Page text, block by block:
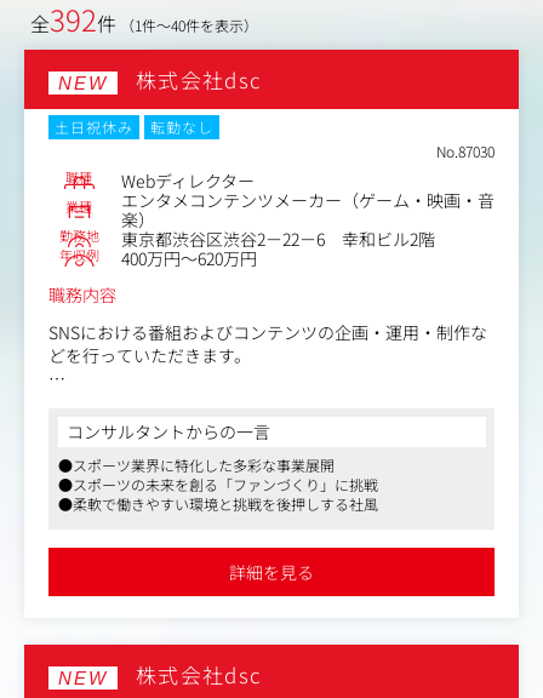
全392件 （1件～40件を表示）
NEW 株式会社dsc
土日祝休み
転勤なし
No.87030
職種 Webディレクター
業種
エンタメコンテンツメーカー（ゲーム・映画・音
楽）
勤務地 東京都渋谷区渋谷2－22－6 幸和ビル2階
年収例
400万円～620万円
職務内容
SNSにおける番組およびコンテンツの企画・運用・制作な
どを行っていただきます。
・YouTube番組やSNSコンテンツの企画および関係者の折
・プロジェクトの予算管理
・制作の進行および品質管理
・キャスティングの提案および調整
・投稿キャプションやサムネイルの作成
・投稿およびモニタリング
コンサルタントからの一言
●スポーツ業界に特化した多彩な事業展開
●スポーツの未来を創る「ファンづくり」に挑戦
●柔軟で働きやすい環境と挑戦を後押しする社風
詳細を見る
NEW 株式会社dsc